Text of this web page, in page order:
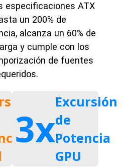
especificaciones ATX
un 200% de
alcanza un 60% de
y cumple con los
de fuentes
3x
Excursión
de
Potencia
GPU